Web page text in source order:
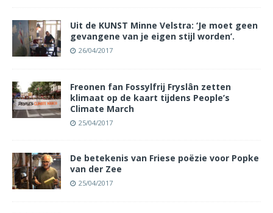
Uit de KUNST Minne Velstra: ‘Je moet geen
gevangene van je eigen stijl worden’.
26/04/2017
Freonen fan Fossylfrij Fryslân zetten
klimaat op de kaart tijdens People’s
Climate March
25/04/2017
De betekenis van Friese poëzie voor Popke
van der Zee
25/04/2017